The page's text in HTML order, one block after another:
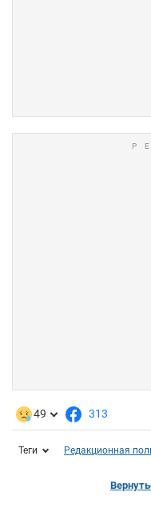
49 313
Теги Редакционная